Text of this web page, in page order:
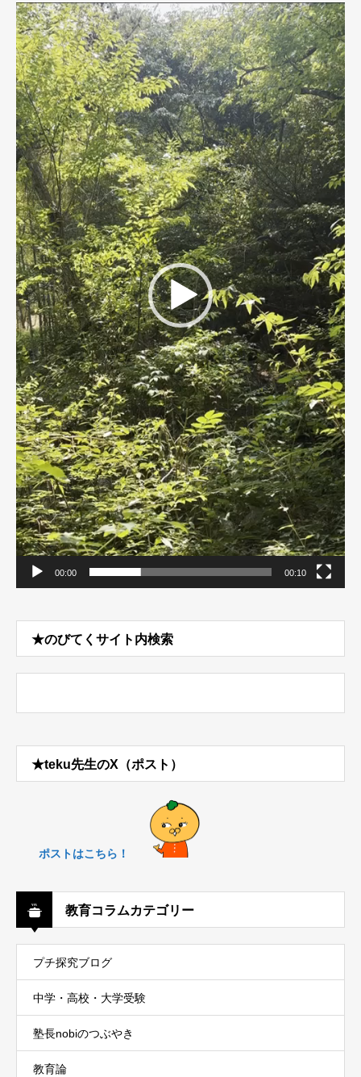
動
画
プ
レ
ー
ヤ
ー
00:00 00:10
★のびてくサイト内検索
★teku先生のX（ポスト）
ポストはこちら！
教育コラムカテゴリー
プチ探究ブログ
中学・高校・大学受験
塾長nobiのつぶやき
教育論